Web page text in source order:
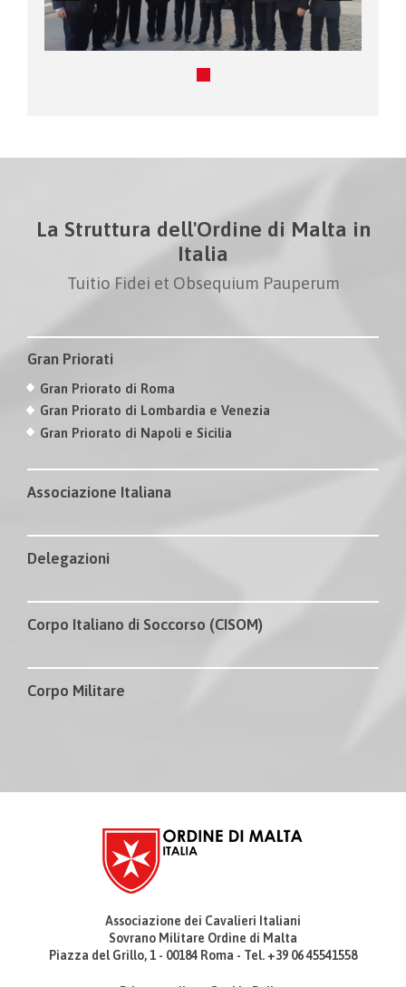
La Struttura dell'Ordine di Malta in
Italia
Tuitio Fidei et Obsequium Pauperum
Gran Priorati
Gran Priorato di Roma
Gran Priorato di Lombardia e Venezia
Gran Priorato di Napoli e Sicilia
Associazione Italiana
Delegazioni
Corpo Italiano di Soccorso (CISOM)
Corpo Militare
Associazione dei Cavalieri Italiani
Sovrano Militare Ordine di Malta
Piazza del Grillo, 1 - 00184 Roma - Tel. +39 06 45541558